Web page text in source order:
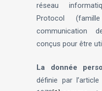
réseau
Protocol
communication
conçus pour être
La donnée
définie par